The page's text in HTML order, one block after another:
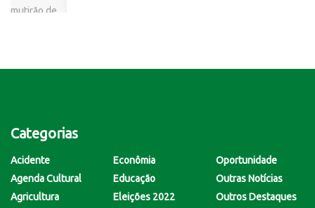
Categorias
Acidente
Agenda Cultural
Agricultura
Econômia
Educação
Eleições 2022
Oportunidade
Outras Notícias
Outros Destaques